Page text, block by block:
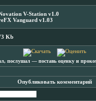
V-Station v1.0
Vanguard v1.03
Kb
послушал ― поставь оценку и
Опубликовать комментарий